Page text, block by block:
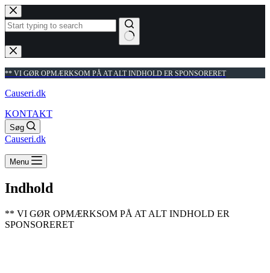
Fortsæt
til
indhold
Ingen
resultater
** VI GØR OPMÆRKSOM PÅ AT ALT INDHOLD ER SPONSORERET
Causeri.dk
KONTAKT
Søg
Causeri.dk
Menu
Indhold
** VI GØR OPMÆRKSOM PÅ AT ALT INDHOLD ER
SPONSORERET